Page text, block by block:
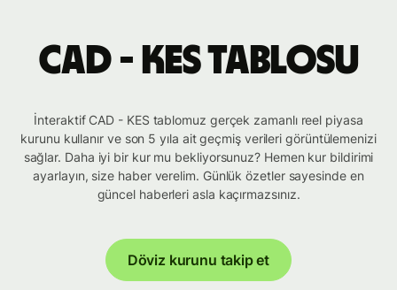
CAD - KES tablosu
İnteraktif CAD - KES tablomuz gerçek zamanlı reel piyasa
kurunu kullanır ve son 5 yıla ait geçmiş verileri görüntülemenizi
sağlar. Daha iyi bir kur mu bekliyorsunuz? Hemen kur bildirimi
ayarlayın, size haber verelim. Günlük özetler sayesinde en
güncel haberleri asla kaçırmazsınız.
Döviz kurunu takip et